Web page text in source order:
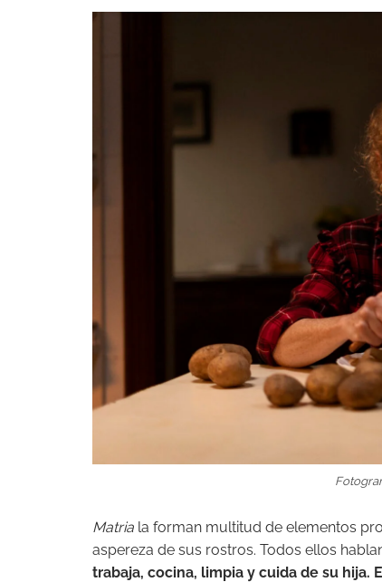
Matria la forman multitud de elementos
aspereza de sus rostros. Todos ellos
trabaja, cocina, limpia y cuida de su hija.